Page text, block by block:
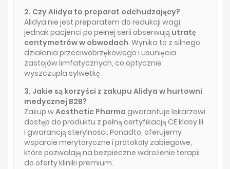
2. Czy Alidya to preparat odchudzający?
Alidya nie jest preparatem do redukcji wagi,
jednak pacjenci po pełnej serii obserwują utratę
centymetrów w obwodach. Wynika to z silnego
działania przeciwobrzękowego i usunięcia
zastojów limfatycznych, co optycznie
wyszczupla sylwetkę.
3. Jakie są korzyści z zakupu Alidya w hurtowni
medycznej B2B?
Zakup wAesthetic Pharma gwarantuje lekarzowi
dostęp do produktu z pełną certyfikacją CE klasy III
i gwarancją sterylności. Ponadto, oferujemy
wsparcie merytoryczne i protokoły zabiegowe,
które pozwalają na bezpieczne wdrożenie terapii
do oferty kliniki premium.